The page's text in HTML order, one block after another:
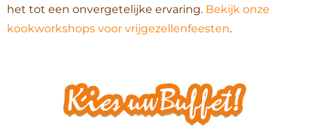
het tot een onvergetelijke ervaring. Bekijk onze
kookworkshops voor vrijgezellenfeesten.